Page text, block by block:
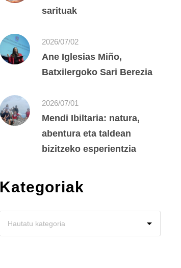
sarituak
2026/07/02
Ane Iglesias Miño,
Batxilergoko Sari Berezia
2026/07/01
Mendi Ibiltaria: natura,
abentura eta taldean
bizitzeko esperientzia
Kategoriak